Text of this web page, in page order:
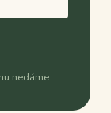
nedáme.